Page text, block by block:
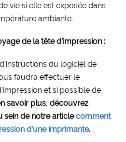
vie si elle est exposée dans
ambiante.
de la tête d’impression :
du logiciel de
faudra effectuer le
et si possible de
savoir plus, découvrez
sein de notre articlecomment
d’une imprimante.